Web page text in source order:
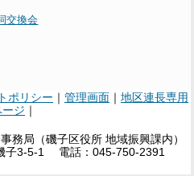
交換会
ポリシー ｜ 管理画面 ｜ 地区連長専用
ージ ｜
務局（磯子区役所 地域振興課内）
子3-5-1 電話：045-750-2391